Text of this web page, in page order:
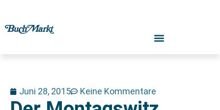
Juni 28, 2015 Keine Kommentare